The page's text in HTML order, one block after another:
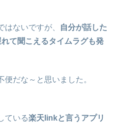
はないですが、
自分が話した
て聞こえるタイムラグも発
だな～と思いました。
ている楽天linkと言うアプリ